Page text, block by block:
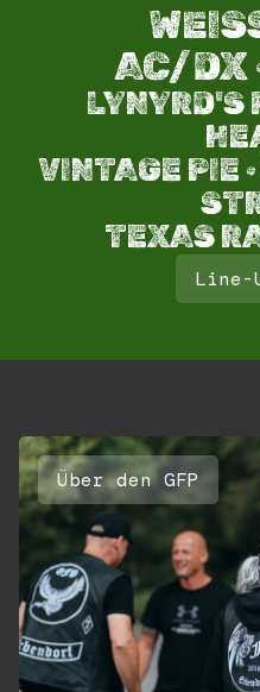
AC/DX
LYNYRD'S
VINTAGE PIE
TEXAS
Line-
Über den GFP